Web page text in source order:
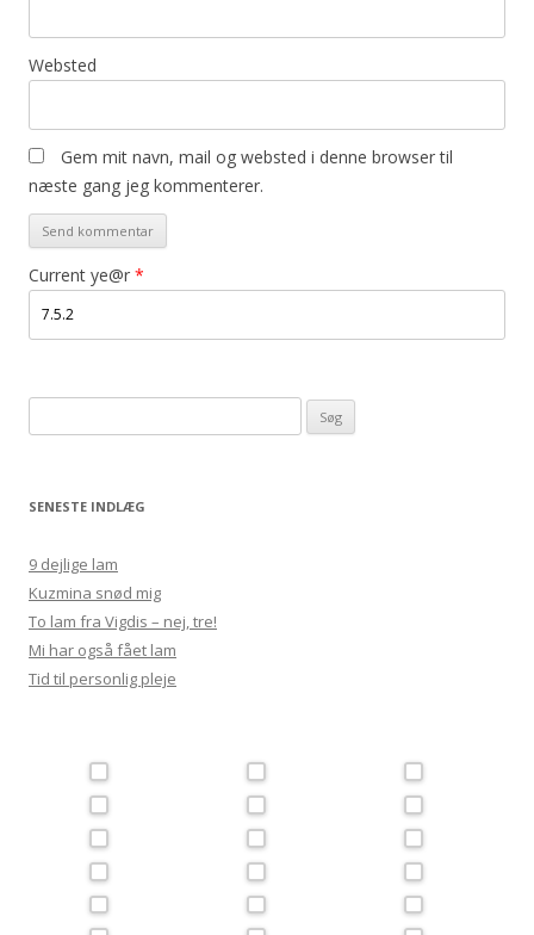
Websted
Gem mit navn, mail og websted i denne browser til
næste gang jeg kommenterer.
Current ye@r *
efter:
SENESTE INDLÆG
9 dejlige lam
Kuzmina snød mig
To lam fra Vigdis – nej, tre!
Mi har også fået lam
Tid til personlig pleje